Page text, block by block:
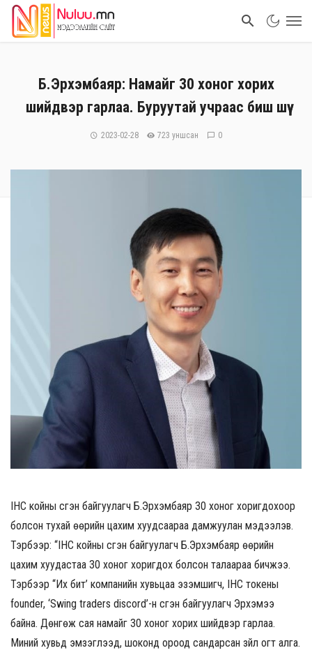
Б.Эрхэмбаяр: Намайг 30 хоног хорих
шийдвэр гарлаа. Буруутай учраас биш шүү
2023-02-28 723 уншсан 0
IHC койны үүсгэн байгуулагч Б.Эрхэмбаяр 30 хоног хоригдохоор
болсон тухай өөрийн цахим хуудсаараа дамжуулан мэдээлэв.
Тэрбээр: “IHC койны үүсгэн байгуулагч Б.Эрхэмбаяр өөрийн
цахим хуудастаа 30 хоног хоригдох болсон талаараа бичжээ.
Тэрбээр “Их бит’ компанийн хувьцаа эзэмшигч, IHC токены
founder, ‘Swing traders discord’-н үүсгэн байгуулагч Эрхэмээ
байна. Дөнгөж сая намайг 30 хоног хорих шийдвэр гарлаа.
Миний хувьд эмзэглээд, шоконд ороод сандарсан зүйл огт алга.